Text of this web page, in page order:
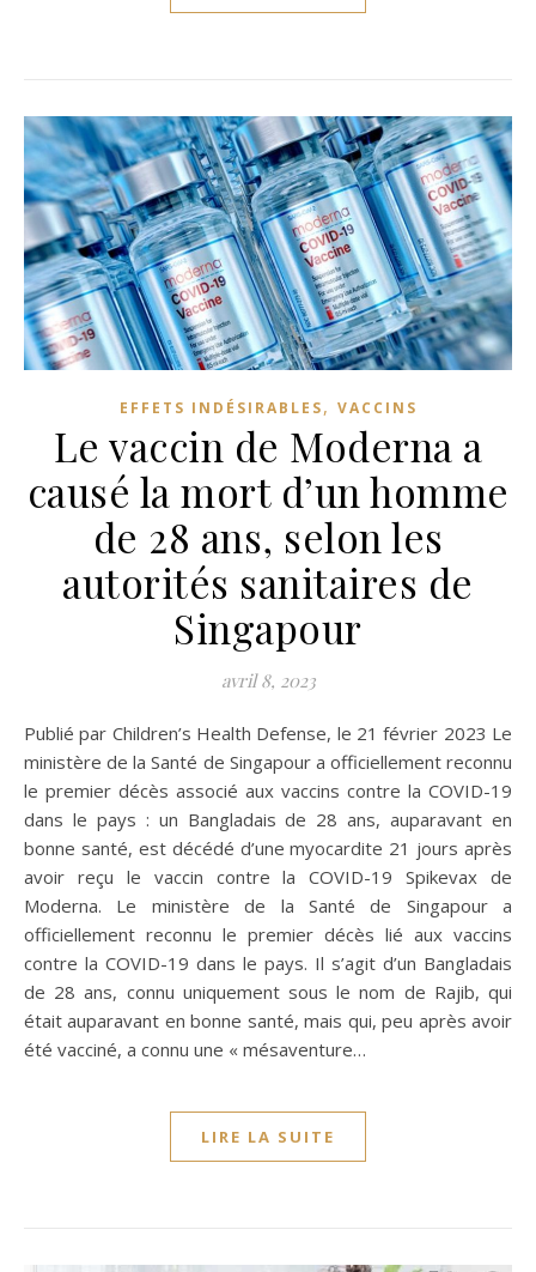
EFFETS INDÉSIRABLES, VACCINS
Le vaccin de Moderna a
causé la mort d’un homme
de 28 ans, selon les
autorités sanitaires de
Singapour
avril 8, 2023
Publié par Children’s Health Defense, le 21 février 2023 Le
ministère de la Santé de Singapour a officiellement reconnu
le premier décès associé aux vaccins contre la COVID-19
dans le pays : un Bangladais de 28 ans, auparavant en
bonne santé, est décédé d’une myocardite 21 jours après
avoir reçu le vaccin contre la COVID-19 Spikevax de
Moderna. Le ministère de la Santé de Singapour a
officiellement reconnu le premier décès lié aux vaccins
contre la COVID-19 dans le pays. Il s’agit d’un Bangladais
de 28 ans, connu uniquement sous le nom de Rajib, qui
était auparavant en bonne santé, mais qui, peu après avoir
été vacciné, a connu une « mésaventure…
LIRE LA SUITE